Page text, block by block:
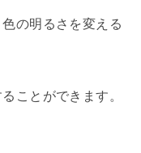
の明るさを変える
ことができます。